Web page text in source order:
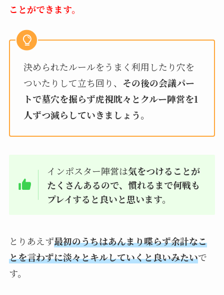
ことができます。
決められたルールをうまく利用したり穴を
ついたりして立ち回り、 その後の会議パー
トで墓穴を掘らず虎視眈々とクルー陣営を1
人ずつ減らしていきましょう。
インポスター陣営は気をつけることが
たくさんあるので、慣れるまで何戦も
プレイすると良いと思います。
とりあえず最初のうちはあんまり喋らず余計なこ
とを言わずに淡々とキルしていくと良いみたいで
す。